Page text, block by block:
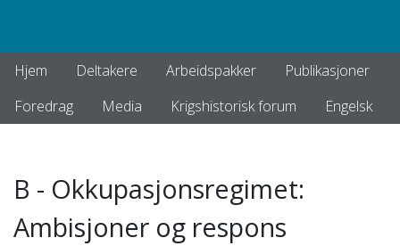
Hjem Deltakere Arbeidspakker
Publikasjoner
Foredrag
Media Krigshistorisk forum Engelsk
B - Okkupasjonsregimet:
Ambisjoner og respons